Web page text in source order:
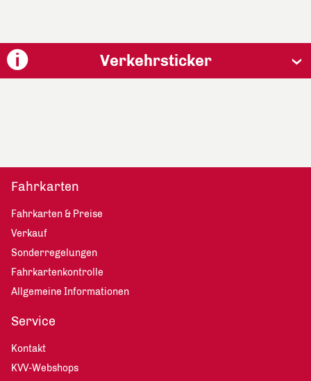
Verkehrsticker
Fahrkarten
Fahrkarten & Preise
Verkauf
Sonderregelungen
Fahrkartenkontrolle
Allgemeine Informationen
Service
Kontakt
KVV-Webshops